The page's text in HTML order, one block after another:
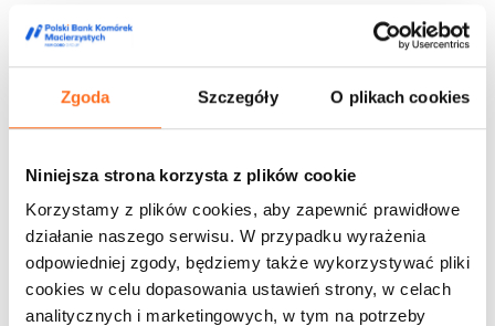
Zgoda Szczegóły O plikach cookies
Niniejsza strona korzysta z plików cookie
Korzystamy z plików cookies, aby zapewnić prawidłowe
działanie naszego serwisu. W przypadku wyrażenia
odpowiedniej zgody, będziemy także wykorzystywać pliki
cookies w celu dopasowania ustawień strony, w celach
analitycznych i marketingowych, w tym na potrzeby